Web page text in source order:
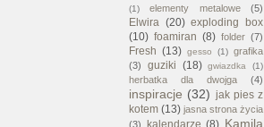
(1)
elementy metalowe (5)
Elwira (20) exploding box
(10) foamiran (8) folder (7)
Fresh (13) gesso (1) grafika
(3)
guziki (18) gwiazdka (1)
herbatka dla dwojga (4)
inspiracje (32) jak pies z
kotem (13) jasna strona życia
(3) kalendarze (8) Kamila